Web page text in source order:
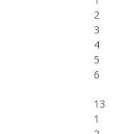
2
3
4
5
6
13
1